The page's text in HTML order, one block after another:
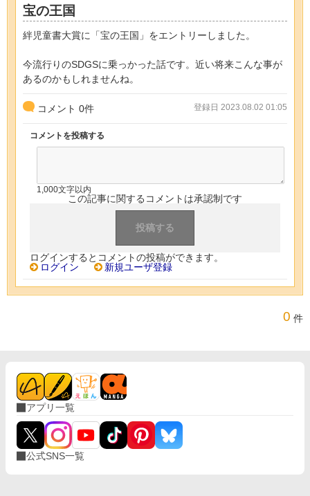
宝の王国
絆児童書大賞に「宝の王国」をエントリーしました。
今流行りのSDGSに乗っかった話です。近い将来こんな事が
あるのかもしれませんね。
コメント 0件 登録日 2023.08.02 01:05
コメントを投稿する
1,000文字以内
この記事に関するコメントは承認制です
ログインするとコメントの投稿ができます。
ログイン
新規ユーザ登録
0 件
アプリ一覧
公式SNS一覧